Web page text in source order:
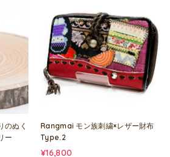
のぬく
ー
Rangmai モン族刺繍×レザー財布
Type.2
¥16,800